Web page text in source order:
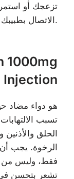
تزعجك أو
الاتصال بطبيبك.
Injection
هو دواء مضاد
تسبب
الحلق والأذنين
الرخوة. يجب
فقط، وليس من
تشعر بتحسن